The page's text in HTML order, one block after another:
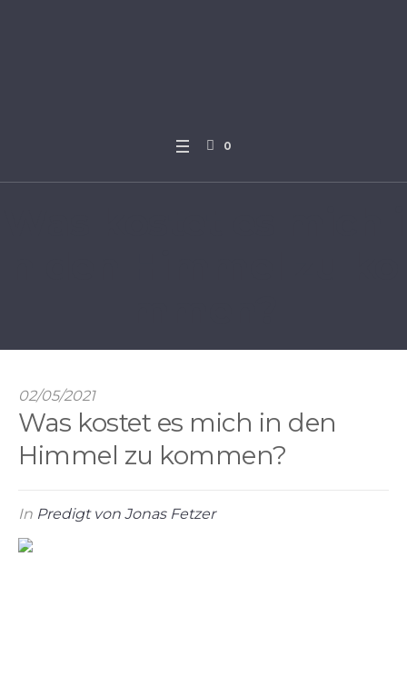
0
02/05/2021
Was kostet es mich in den
Himmel zu kommen?
In Predigt von Jonas Fetzer